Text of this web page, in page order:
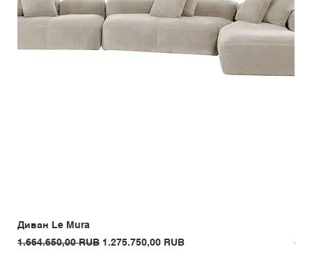
Диван Le Mura
Обычная цена
1.664.650,00 RUB Цена со скидкой
1.275.750,00 RUB